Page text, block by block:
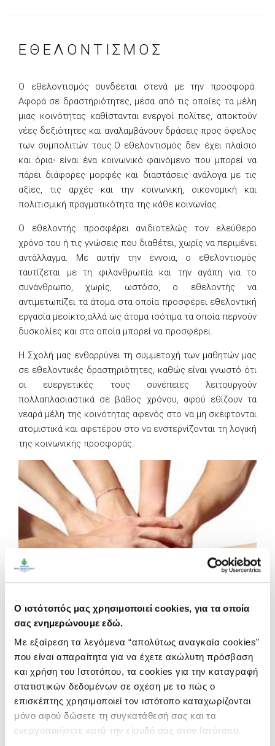
Ο ιστότοπός μας χρησιμοποιεί cookies, για τα οποία
σας ενημερώνουμε εδώ.
Με εξαίρεση τα λεγόμενα “απολύτως αναγκαία cookies”
που είναι απαραίτητα για να έχετε ακώλυτη πρόσβαση
και χρήση του Ιστοτόπου, τα cookies για την καταγραφή
στατιστικών δεδομένων σε σχέση με το πώς ο
επισκέπτης χρησιμοποιεί τον ιστότοπο καταχωρίζονται
μόνο αφού δώσετε τη συγκατάθεσή σας και τα
ενεργοποιήσετε κατά την είσοδό σας στον Ιστότοπο.
ΕΘΕΛΟΝΤΙΣΜΟΣ
Ο εθελοντισμός συνδέεται στενά με την προσφορά.
Αφορά σε δραστηριότητες, μέσα από τις οποίες τα μέλη
μιας κοινότητας καθίστανται ενεργοί πολίτες, αποκτούν
νέες δεξιότητες και αναλαμβάνουν δράσεις προς όφελος
των συμπολιτών τους.Ο εθελοντισμός δεν έχει πλαίσιο
και όρια∙ είναι ένα κοινωνικό φαινόμενο που μπορεί να
πάρει διάφορες μορφές και διαστάσεις ανάλογα με τις
αξίες, τις αρχές και την κοινωνική, οικονομική και
πολιτισμική πραγματικότητα της κάθε κοινωνίας.
Ο εθελοντής προσφέρει ανιδιοτελώς τον ελεύθερο
χρόνο του ή τις γνώσεις που διαθέτει, χωρίς να περιμένει
αντάλλαγμα. Με αυτήν την έννοια, ο εθελοντισμός
ταυτίζεται με τη φιλανθρωπία και την αγάπη για το
συνάνθρωπο, χωρίς, ωστόσο, ο εθελοντής να
αντιμετωπίζει τα άτομα στα οποία προσφέρει εθελοντική
εργασία μεοίκτο,αλλά ως άτομα ισότιμα τα οποία περνούν
δυσκολίες και στα οποία μπορεί να προσφέρει.
Η Σχολή μας ενθαρρύνει τη συμμετοχή των μαθητών μας
σε εθελοντικές δραστηριότητες, καθώς είναι γνωστό ότι
οι ευεργετικές τους συνέπειες λειτουργούν
πολλαπλασιαστικά σε βάθος χρόνου, αφού εθίζουν τα
νεαρά μέλη της κοινότητας αφενός στο να μη σκέφτονται
ατομιστικά και αφετέρου στο να ενστερνίζονται τη λογική
της κοινωνικής προσφοράς.